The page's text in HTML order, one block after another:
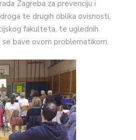
Zagreba za prevenciju i
te drugih oblika ovisnosti,
fakulteta, te uglednih
se bave ovom problematikom.